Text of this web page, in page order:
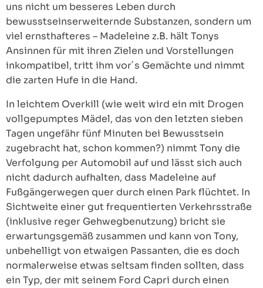
uns nicht um besseres Leben durch
bewusstseinserweiternde Substanzen, sondern um
viel ernsthafteres – Madeleine z.B. hält Tonys
Ansinnen für mit ihren Zielen und Vorstellungen
inkompatibel, tritt ihm vor´s Gemächte und nimmt
die zarten Hufe in die Hand.
In leichtem Overkill (wie weit wird ein mit Drogen
vollgepumptes Mädel, das von den letzten sieben
Tagen ungefähr fünf Minuten bei Bewusstsein
zugebracht hat, schon kommen?) nimmt Tony die
Verfolgung per Automobil auf und lässt sich auch
nicht dadurch aufhalten, dass Madeleine auf
Fußgängerwegen quer durch einen Park flüchtet. In
Sichtweite einer gut frequentierten Verkehrsstraße
(inklusive reger Gehwegbenutzung) bricht sie
erwartungsgemäß zusammen und kann von Tony,
unbehelligt von etwaigen Passanten, die es doch
normalerweise etwas seltsam finden sollten, dass
ein Typ, der mit seinem Ford Capri durch einen